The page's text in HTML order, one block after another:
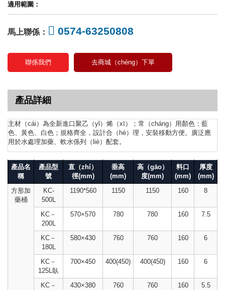
適用範圍：
馬上聯係： 0574-63250808
聯係我們 去商城（chéng）下單
產品詳細
主材（cái）為全新進口聚乙（yǐ）烯（xī）；常（cháng）用顏色：藍
色、黃色、白色；規格齊全，設計合（hé）理，安裝移動方便。廣泛應
用於水處理加藥、軟水係列（liè）配套。
產品名
稱
產品型
號
直（zhí）
徑(mm)
垂高
(mm)
高（gāo）
度(mm)
料口
(mm)
厚度
(mm)
方形加
藥桶
KC-
500L
1190*560 1150 1150 160 8
KC－
200L
570×570 780 780 160 7.5
KC－
180L
580×430 760 760 160 6
KC－
125L臥
700×450 400(450) 400(450) 160 6
KC－
430×380 760 760 160 5.5